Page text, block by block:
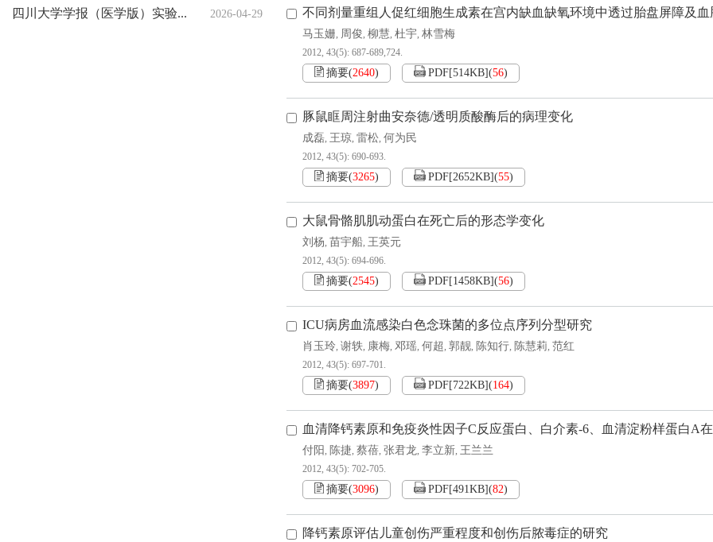
四川大学学报（医学版）实验医学前沿技术专题发布会暨重点专题及指南共识组稿会举行 2026-04-29 不同剂量重组人促红细胞生成素在宫内缺血缺氧环境中透过胎盘屏障及
马玉姗, 周俊, 柳慧, 杜宇, 林雪梅
2012, 43(5): 687-689,724.
摘要(2640) PDF[514KB](56)
豚鼠眶周注射曲安奈德/透明质酸酶后的病理变化
成磊, 王琼, 雷松, 何为民
2012, 43(5): 690-693.
摘要(3265) PDF[2652KB](55)
大鼠骨骼肌肌动蛋白在死亡后的形态学变化
刘杨, 苗宇船, 王英元
2012, 43(5): 694-696.
摘要(2545) PDF[1458KB](56)
ICU病房血流感染白色念珠菌的多位点序列分型研究
肖玉玲, 谢轶, 康梅, 邓瑶, 何超, 郭靓, 陈知行, 陈慧莉, 范红
2012, 43(5): 697-701.
摘要(3897) PDF[722KB](164)
血清降钙素原和免疫炎性因子C反应蛋白、白介素-6、血清淀粉样蛋白A
付阳, 陈捷, 蔡蓓, 张君龙, 李立新, 王兰兰
2012, 43(5): 702-705.
摘要(3096) PDF[491KB](82)
降钙素原评估儿童创伤严重程度和创伤后脓毒症的研究